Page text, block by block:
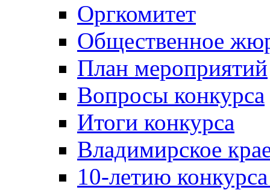
Оргкомитет
Общественное
План мероприятий
Вопросы конкурса
Итоги конкурса
Владимирское
10-летию